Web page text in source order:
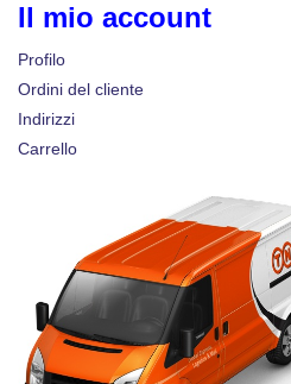
Il mio account
Profilo
Ordini del cliente
Indirizzi
Carrello